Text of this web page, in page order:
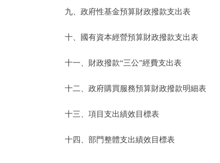
九、政府性基金預算財政撥款支出表
十、國有資本經營預算財政撥款支出表
十一、財政撥款“三公”經費支出表
十二、政府購買服務預算財政撥款明細表
十三、項目支出績效目標表
十四、部門整體支出績效目標表